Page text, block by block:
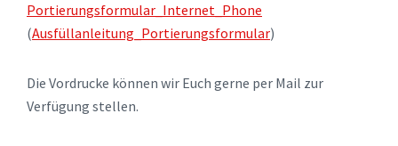
Portierungsformular_Internet_Phone
(Ausfüllanleitung_Portierungsformular)
Die Vordrucke können wir Euch gerne per Mail zur
Verfügung stellen.